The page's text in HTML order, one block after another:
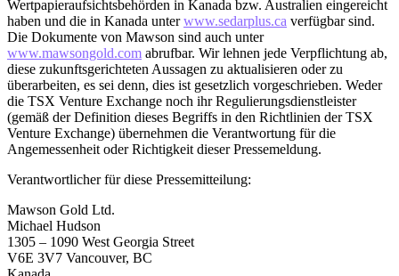
Wertpapieraufsichtsbehörden in Kanada bzw. Australien eingereicht
haben und die in Kanada unterwww.sedarplus.ca verfügbar sind.
Die Dokumente von Mawson sind auch unter
www.mawsongold.com abrufbar. Wir lehnen jede Verpflichtung ab,
diese zukunftsgerichteten Aussagen zu aktualisieren oder zu
überarbeiten, es sei denn, dies ist gesetzlich vorgeschrieben. Weder
die TSX Venture Exchange noch ihr Regulierungsdienstleister
(gemäß der Definition dieses Begriffs in den Richtlinien der TSX
Venture Exchange) übernehmen die Verantwortung für die
Angemessenheit oder Richtigkeit dieser Pressemeldung.
Verantwortlicher für diese Pressemitteilung:
Mawson Gold Ltd.
Michael Hudson
1305 – 1090 West Georgia Street
V6E 3V7 Vancouver, BC